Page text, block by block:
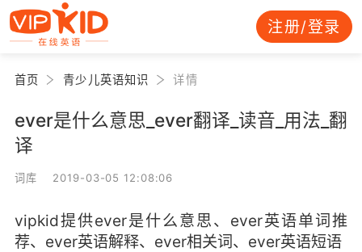
注册/登录
首页 青少儿英语知识 详情
ever是什么意思_ever翻译_读音_用法_翻
译
词库 2019-03-05 12:08:06
vipkid提供ever是什么意思、ever英语单词推
荐、ever英语解释、ever相关词、ever英语短语